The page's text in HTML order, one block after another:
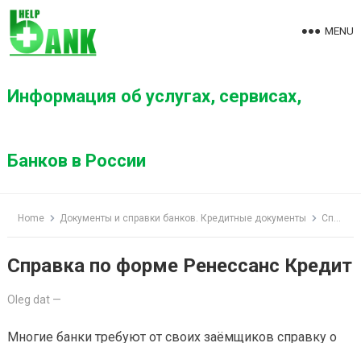
Информация об услугах, сервисах,
Банков в России
MENU
Home Документы и справки банков. Кредитные документы Справка по форме Ренессанс Кредит
Справка по форме Ренессанс Кредит
Oleg dat—
Многие банки требуют от своих заёмщиков справку о